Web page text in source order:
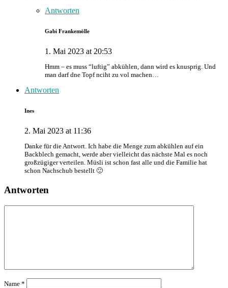
Antworten
Gabi Frankemölle
1. Mai 2023 at 20:53
Hmm – es muss “luftig” abkühlen, dann wird es knusprig. Und
man darf dne Topf nciht zu vol machen…
Antworten
Ines
2. Mai 2023 at 11:36
Danke für die Antwort. Ich habe die Menge zum abkühlen auf ein
Backblech gemacht, werde aber vielleicht das nächste Mal es noch
großzügiger verteilen. Müsli ist schon fast alle und die Familie hat
schon Nachschub bestellt 🙂
Antworten
Name *